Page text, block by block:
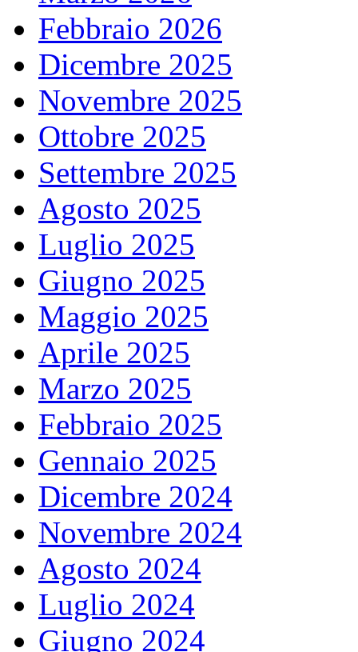
Febbraio 2026
Dicembre 2025
Novembre 2025
Ottobre 2025
Settembre 2025
Agosto 2025
Luglio 2025
Giugno 2025
Maggio 2025
Aprile 2025
Marzo 2025
Febbraio 2025
Gennaio 2025
Dicembre 2024
Novembre 2024
Agosto 2024
Luglio 2024
Giugno 2024